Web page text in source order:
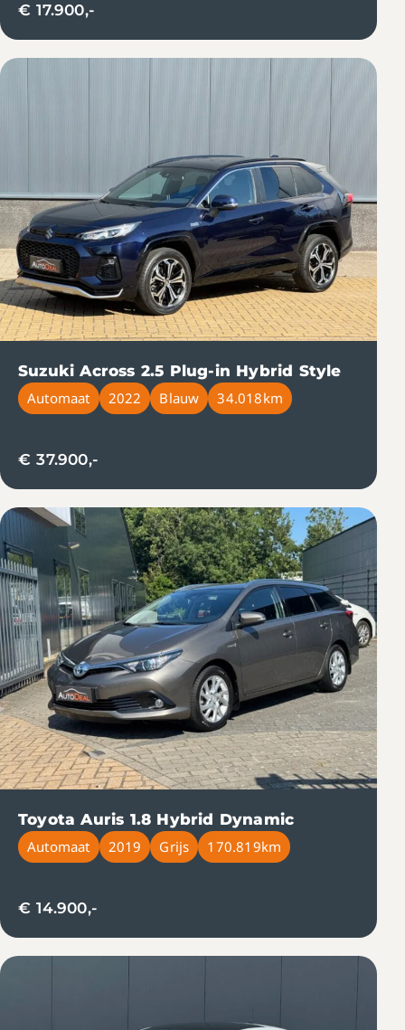
€ 17.900,-
Suzuki Across 2.5 Plug-in Hybrid Style
Automaat
2022 Blauw 34.018km
€ 37.900,-
Toyota Auris 1.8 Hybrid Dynamic
Automaat
2019 Grijs 170.819km
€ 14.900,-